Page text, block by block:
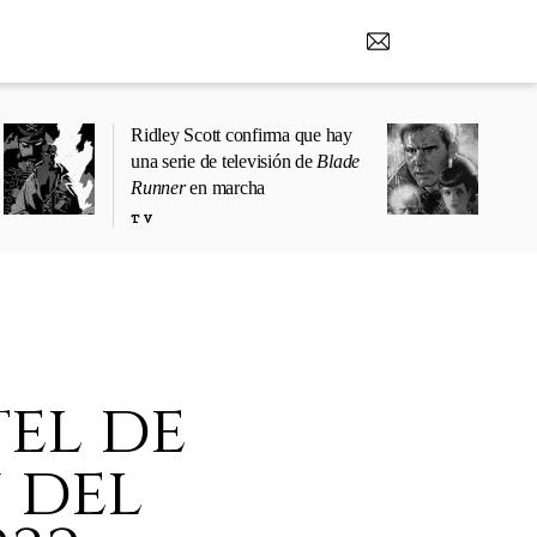
Ridley Scott confirma que hay
una serie de televisión de Blade
Runneren marcha
TV
de
del